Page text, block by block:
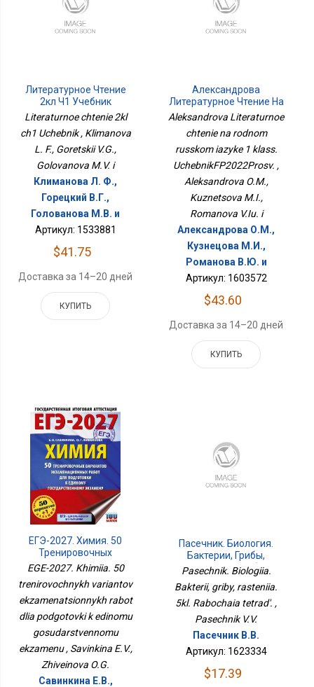
Литературное Чтение
2кл Ч1 Учебник
Literaturnoe chtenie 2kl
ch1 Uchebnik , Klimanova
L. F., Goretskii V.G.,
Golovanova M.V. i
Климанова Л. Ф.,
Горецкий В.Г.,
Голованова М.В. и
Артикул: 1533881
$41.75
Доставка за 14–20 дней
КУПИТЬ
Александрова
Литературное Чтение На
Родном Русском Языке 1
УчебникФП2022Просв.
Aleksandrova Literaturnoe
chtenie na rodnom
russkom iazyke 1 klass.
UchebnikFP2022Prosv. ,
Aleksandrova O.M.,
Kuznetsova M.I.,
Romanova V.Iu. i
Александрова О.М.,
Кузнецова М.И.,
Романова В.Ю. и
Артикул: 1603572
$43.60
Доставка за 14–20 дней
КУПИТЬ
ЕГЭ-2027. Химия. 50
Тренировочных
Вариантов
Экзаменационных
Работ Для Подготовки К
Единому
Государственному
Экзамену
EGE-2027. Khimiia. 50
trenirovochnykh variantov
ekzamenatsionnykh rabot
dlia podgotovki k edinomu
gosudarstvennomu
ekzamenu , Savinkina E.V.,
Zhiveinova O.G.
Савинкина Е.В.,
Пасечник. Биология.
Бактерии, Грибы,
Растения. 5кл. Рабочая
Pasechnik. Biologiia.
Bakterii, griby, rasteniia.
5kl. Rabochaia tetrad'. ,
Pasechnik V.V.
Пасечник В.В.
Артикул: 1623334
$17.39